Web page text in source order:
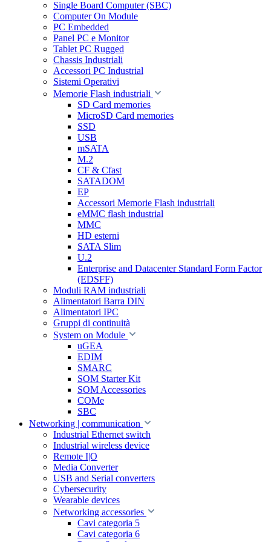
Single Board Computer (SBC)
Computer On Module
PC Embedded
Panel PC e Monitor
Tablet PC Rugged
Chassis Industriali
Accessori PC Industrial
Sistemi Operativi
Memorie Flash industriali
SD Card memories
MicroSD Card memories
SSD
USB
mSATA
M.2
CF & Cfast
SATADOM
EP
Accessori Memorie Flash industriali
eMMC flash industrial
MMC
HD esterni
SATA Slim
U.2
Enterprise and Datacenter Standard Form Factor
(EDSFF)
Moduli RAM industriali
Alimentatori Barra DIN
Alimentatori IPC
Gruppi di continuità
System on Module
uGEA
EDIM
SMARC
SOM Starter Kit
SOM Accessories
COMe
SBC
Networking | communication
Industrial Ethernet switch
Industrial wireless device
Remote I|O
Media Converter
USB and Serial converters
Cybersecurity
Wearable devices
Networking accessories
Cavi categoria 5
Cavi categoria 6